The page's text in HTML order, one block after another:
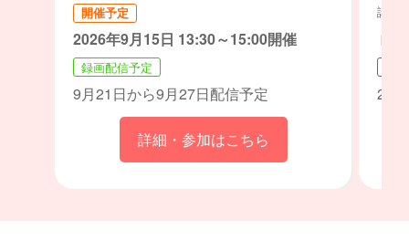
開催予定
2026年9月15日 13:30～15:00開催
録画配信予定
9月21日から9月27日配信予定
詳細・参加はこちら
講師
ト・